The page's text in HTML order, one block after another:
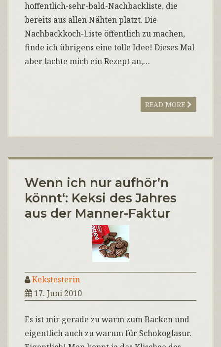
hoffentlich-sehr-bald-Nachbackliste, die
bereits aus allen Nähten platzt. Die
Nachbackkoch-Liste öffentlich zu machen,
finde ich übrigens eine tolle Idee! Dieses Mal
aber lachte mich ein Rezept an,…
READ MORE
Wenn ich nur aufhör’n
könnt‘: Keksi des Jahres
aus der Manner-Faktur
Kekstesterin
17. Juni 2010
Es ist mir gerade zu warm zum Backen und
eigentlich auch zu warum für Schokoglasur.